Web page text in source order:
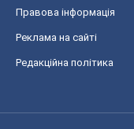
Правова інформація
Реклама на сайті
Редакційна політика